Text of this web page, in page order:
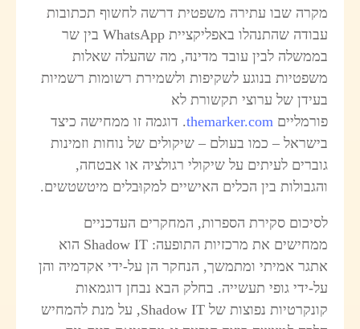
שבו עתירה משפטית דרשה לחשוף תכתובות
עבודה שהתנהלו באפליקציית WhatsApp בין שר
לבין עובד מדינה, מה שהעלה שאלות
בנוגע לשקיפות ולשמירת רשומות רשמיות
של ערוצי תקשורת לא
themarker.com. דוגמה זו ממחישה כיצד
– כמו בעולם – שיקולים של נוחות וזמינות
לעיתים על שיקולי רגולציה או אבטחה,
בין הכלים האישיים למקוּבלים מיטשטשים.
סקירת הספרות, המחקרים העדכניים
ממחישים את מרכזיות התופעה: Shadow IT הוא
אמיתי ומתמשך, הנחקר הן על-ידי אקדמיה והן
ידי גופי תעשייה. בחלק הבא נבחן דוגמאות
קונקרטיות נפוצות של Shadow IT, על מנת להמחיש